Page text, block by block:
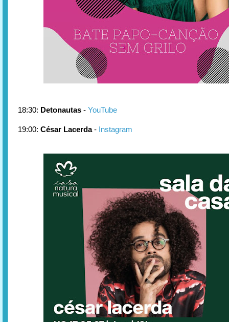
18:30: Detonautas - YouTube
19:00: César Lacerda- Instagram